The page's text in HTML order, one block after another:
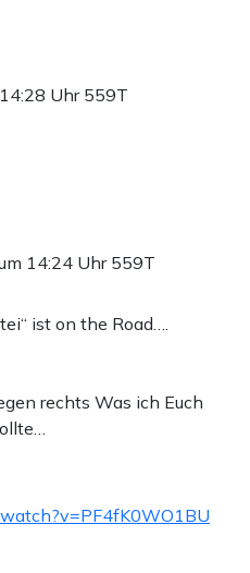
Uhr 559T
14:24 Uhr 559T
ist on the Road….
rechts Was ich Euch